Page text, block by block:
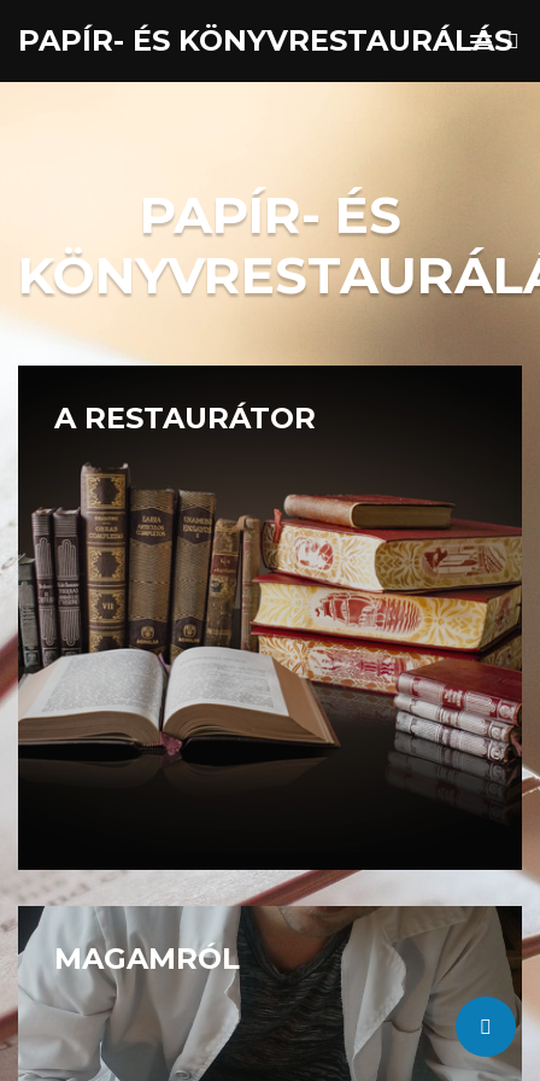
PAPÍR- ÉS KÖNYVRESTAURÁLÁS
PAPÍR- ÉS
A RESTAURÁTOR
MAGAMRÓL